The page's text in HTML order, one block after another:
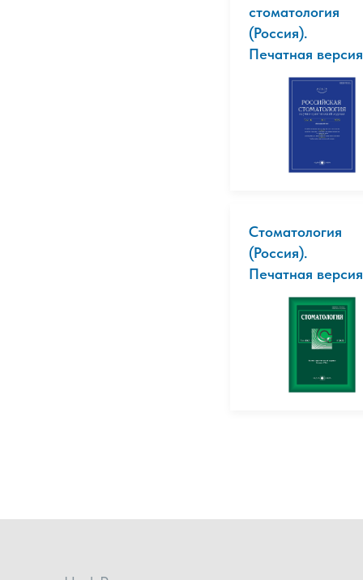
стоматология
(Россия).
Печатная версия
Стоматология
(Россия).
Печатная версия